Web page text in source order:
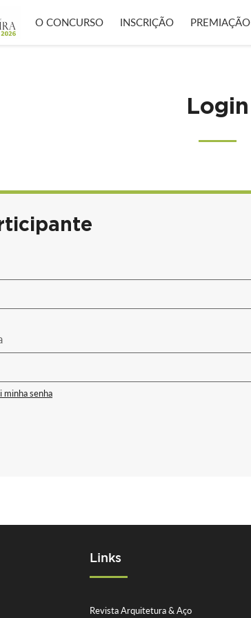
O CONCURSO INSCRIÇÃO PREMIAÇÃO
Login
minha senha
Links
Revista Arquitetura & Aço